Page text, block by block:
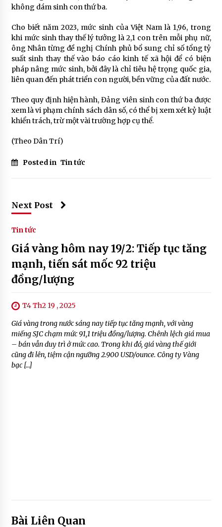
không dám sinh con thứ ba.
Cho biết năm 2023, mức sinh của Việt Nam là 1,96, trong
khi mức sinh thay thế lý tưởng là 2,1 con trên mỗi phụ nữ,
ông Nhân từng đề nghị Chính phủ bổ sung chỉ số tổng tỷ
suất sinh thay thế vào báo cáo kinh tế xã hội để có biện
pháp nâng mức sinh, bởi đây là chỉ tiêu hệ trọng quốc gia,
liên quan đến phát triển con người, bền vững của đất nước.
Theo quy định hiện hành, Đảng viên sinh con thứ ba được
xem là vi phạm chính sách dân số, có thể bị xem xét kỷ luật
khiển trách, trừ một vài trường hợp cụ thể.
(Theo Dân Trí)
Posted in Tin tức
Next Post
Tin tức
Giá vàng hôm nay 19/2: Tiếp tục tăng
mạnh, tiến sát mốc 92 triệu
đồng/lượng
T4 Th2 19 , 2025
Giá vàng trong nước sáng nay tiếp tục tăng mạnh, với vàng
miếng SJC chạm mức 91,1 triệu đồng/lượng. Chênh lệch giá mua
– bán vẫn duy trì ở mức cao. Trong khi đó, giá vàng thế giới
cũng đi lên, tiệm cận ngưỡng 2.900 USD/ounce. Công ty Vàng
bạc […]
Bài Liên Quan